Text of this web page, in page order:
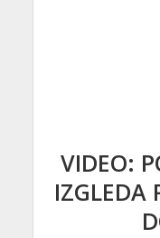
VIDEO:
IZGLEDA